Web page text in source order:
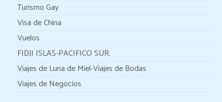
Turismo Gay
Visa de China
Vuelos
FIDJI ISLAS-PACIFICO SUR.
Viajes de Luna de Miel-Viajes de Bodas
Viajes de Negocios